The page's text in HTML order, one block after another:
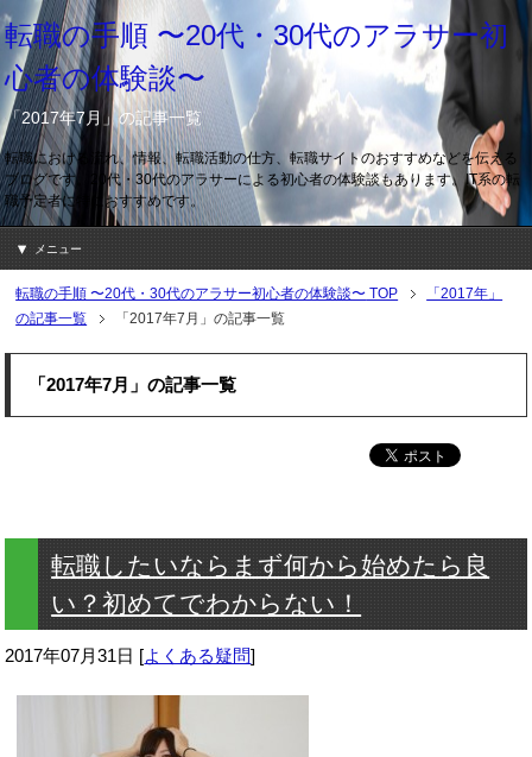
転職の手順 〜20代・30代のアラサー初
心者の体験談〜
「2017年7月」の記事一覧
転職における流れ、情報、転職活動の仕方、転職サイトのおすすめなどを伝える
ブログです。20代・30代のアラサーによる初心者の体験談もあります。IT系の転
職予定者に特におすすめです。
メニュー
転職の手順 〜20代・30代のアラサー初心者の体験談〜 TOP
「2017年」
の記事一覧
「2017年7月」の記事一覧
「2017年7月」の記事一覧
転職したいならまず何から始めたら良
い？初めてでわからない！
2017年07月31日 [よくある疑問]